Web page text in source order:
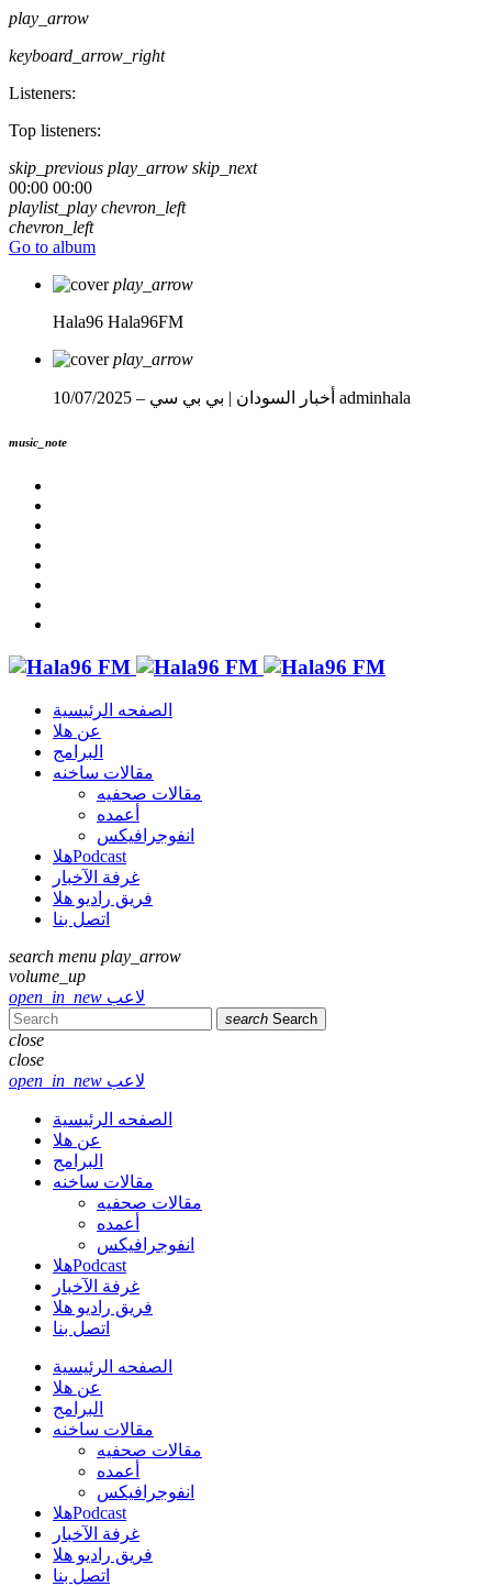
play_arrow
keyboard_arrow_right
Listeners:
Top listeners:
skip_previous play_arrow skip_next
00:00 00:00
playlist_play chevron_left
chevron_left
Go to album
play_arrow
Hala96 Hala96FM
play_arrow
أخبار السودان | بي بي سي – 10/07/2025 adminhala
music_note
الصفحه الرئيسية
عن هلا
البرامج
مقالات ساخنه
مقالات صحفيه
أعمده
انفوجرافيكس
هلاPodcast
غرفة الآخبار
فريق راديو هلا
اتصل بنا
search menu play_arrow
volume_up
open_in_new لاعب
search Search
close
close
open_in_new لاعب
الصفحه الرئيسية
عن هلا
البرامج
مقالات ساخنه
مقالات صحفيه
أعمده
انفوجرافيكس
هلاPodcast
غرفة الآخبار
فريق راديو هلا
اتصل بنا
الصفحه الرئيسية
عن هلا
البرامج
مقالات ساخنه
مقالات صحفيه
أعمده
انفوجرافيكس
هلاPodcast
غرفة الآخبار
فريق راديو هلا
اتصل بنا